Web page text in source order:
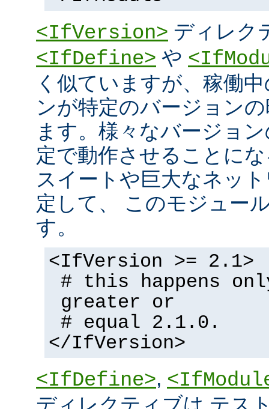
<IfVersion> ディレク
<IfDefine> や
く似ていますが、稼働
ンが特定のバージョン
ます。様々なバージョ
定で動作させることに
スイートや巨大なネッ
定して、 このモジュー
す。
<IfVersion >= 2.1>
# this happens
greater or
# equal 2.1.0.
</IfVersion>
<IfDefine>,
ディレクティブは テス